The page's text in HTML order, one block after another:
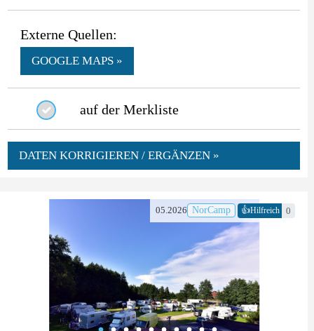
Externe Quellen:
GOOGLE MAPS »
auf der Merkliste
DATEN KORRIGIEREN / ERGÄNZEN »
05.2026 NorCamp 👍Hilfreich 0